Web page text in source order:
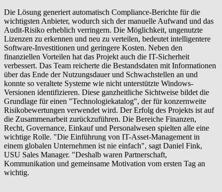
Die Lösung generiert automatisch Compliance-Berichte für die
wichtigsten Anbieter, wodurch sich der manuelle Aufwand und das
Audit-Risiko erheblich verringern. Die Möglichkeit, ungenutzte
Lizenzen zu erkennen und neu zu verteilen, bedeutet intelligentere
Software-Investitionen und geringere Kosten. Neben den
finanziellen Vorteilen hat das Projekt auch die IT-Sicherheit
verbessert. Das Team reicherte die Bestandsdaten mit Informationen
über das Ende der Nutzungsdauer und Schwachstellen an und
konnte so veraltete Systeme wie nicht unterstützte Windows-
Versionen identifizieren. Diese ganzheitliche Sichtweise bildet die
Grundlage für einen "Technologiekatalog", der für konzernweite
Risikobewertungen verwendet wird. Der Erfolg des Projekts ist auf
die Zusammenarbeit zurückzuführen. Die Bereiche Finanzen,
Recht, Governance, Einkauf und Personalwesen spielten alle eine
wichtige Rolle. "Die Einführung von IT-Asset-Management in
einem globalen Unternehmen ist nie einfach", sagt Daniel Fink,
USU Sales Manager. "Deshalb waren Partnerschaft,
Kommunikation und gemeinsame Motivation vom ersten Tag an
wichtig.